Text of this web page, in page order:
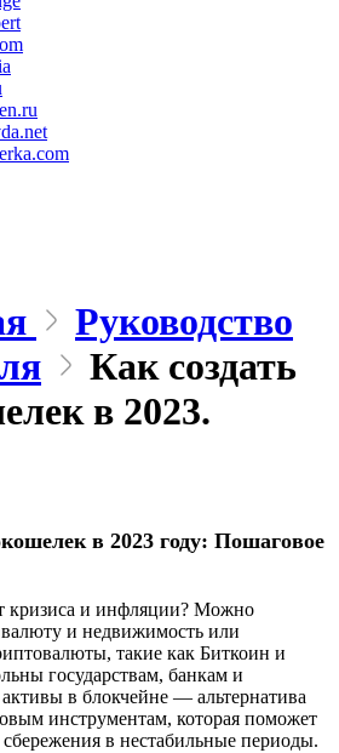
Руководство
Как создать
в 2023.
в 2023 году: Пошаговое
кризиса и инфляции? Можно
и недвижимость или
такие как Биткоин и
государствам, банкам и
в блокчейне — альтернатива
инструментам, которая поможет
в нестабильные периоды.